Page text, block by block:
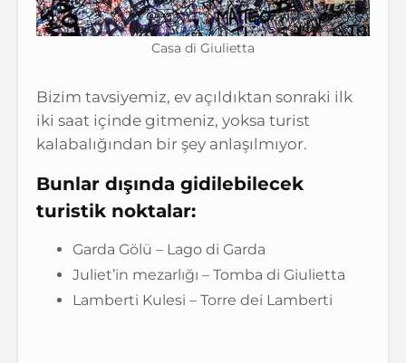
Casa di Giulietta
Bizim tavsiyemiz, ev açıldıktan sonraki ilk
iki saat içinde gitmeniz, yoksa turist
kalabalığından bir şey anlaşılmıyor.
Bunlar dışında gidilebilecek
turistik noktalar:
Garda Gölü – Lago di Garda
Juliet’in mezarlığı – Tomba di Giulietta
Lamberti Kulesi – Torre dei Lamberti